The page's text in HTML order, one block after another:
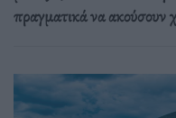
πραγματικά να ακούσουν